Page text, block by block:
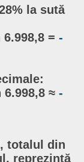
la sută
= -
≈ -
totalul din
reprezintă